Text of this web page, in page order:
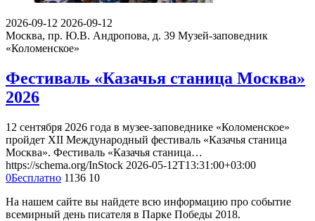
2026-09-12 2026-09-12
Москва, пр. Ю.В. Андропова, д. 39 Музей-заповедник
«Коломенское»
Фестиваль «Казачья станица Москва»
2026
12 сентября 2026 года в музее-заповеднике «Коломенское»
пройдет XII Международный фестиваль «Казачья станица
Москва». Фестиваль «Казачья станица…
https://schema.org/InStock 2026-05-12T13:31:00+03:00
0Бесплатно 1136 10
На нашем сайте вы найдете всю информацию про событие
всемирный день писателя в Парке Победы 2018.